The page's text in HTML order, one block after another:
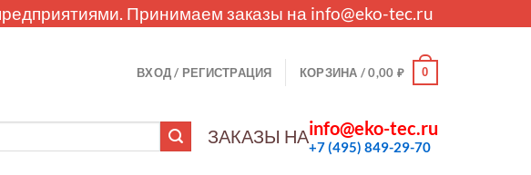
Принимаем заказы на info@eko-tec.ru
ВХОД / РЕГИСТРАЦИЯ КОРЗИНА /0,00 ₽ 0
ЗАКАЗЫ НАinfo@eko-tec.ru
+7 (495) 849-29-70